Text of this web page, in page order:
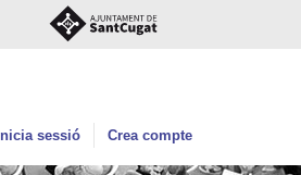
Inicia sessió Crea compte